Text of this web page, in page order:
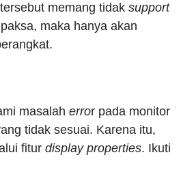
memang tidak support
maka hanya akan
masalah error pada monitor
tidak sesuai. Karena itu,
fitur display properties. Ikuti